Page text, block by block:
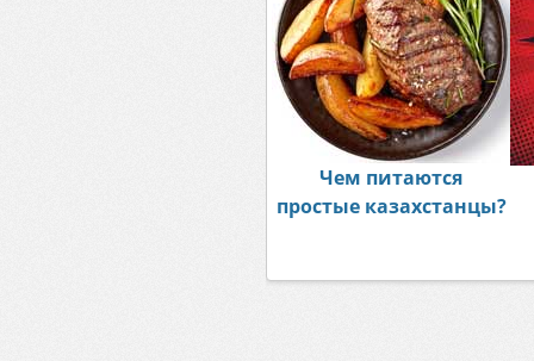
Чем питаются
простые казахстанцы?